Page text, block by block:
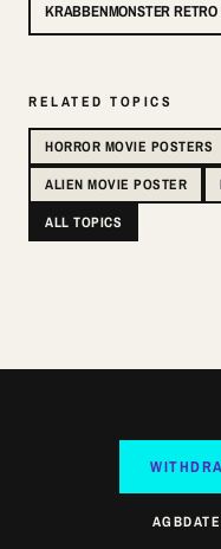
KRABBENMONSTER
RELATED TOPICS
HORROR MOVIE POSTERS
ALIEN MOVIE POSTER
ALL TOPICS
AGB